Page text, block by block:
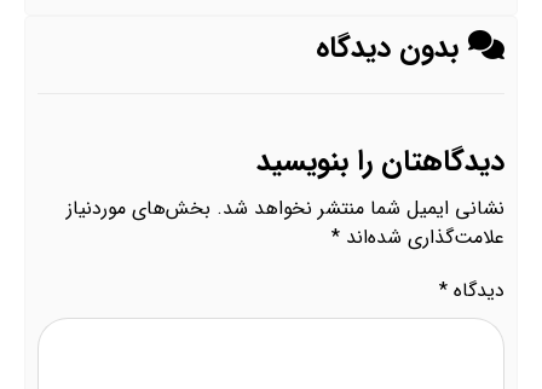
بدون دیدگاه
دیدگاهتان را بنویسید
نشانی ایمیل شما منتشر نخواهد شد. بخش‌های موردنیاز
علامت‌گذاری شده‌اند *
دیدگاه *